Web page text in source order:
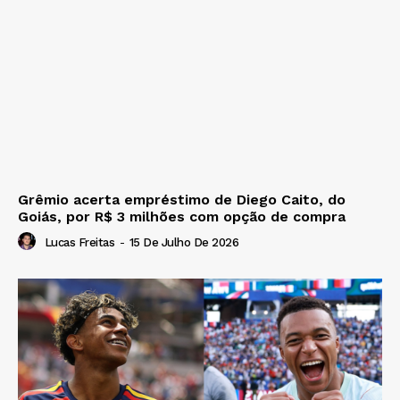
Grêmio acerta empréstimo de Diego Caito, do
Goiás, por R$ 3 milhões com opção de compra
Lucas Freitas - 15 De Julho De 2026